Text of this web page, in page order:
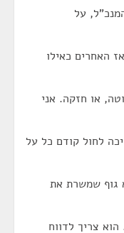
על
האחרים כאילו
או חזקה. אני
לחול קודם כל על
גוף שמשרת את
צריך לדווח